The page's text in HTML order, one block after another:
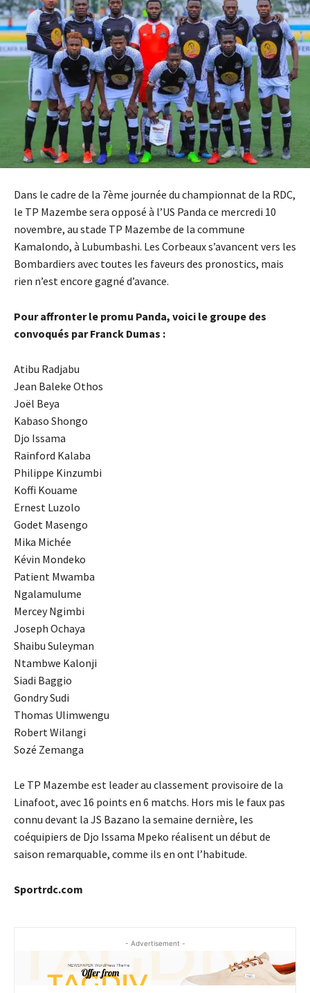
Dans le cadre de la 7ème journée du championnat de la RDC,
le TP Mazembe sera opposé à l’US Panda ce mercredi 10
novembre, au stade TP Mazembe de la commune
Kamalondo, à Lubumbashi. Les Corbeaux s’avancent vers les
Bombardiers avec toutes les faveurs des pronostics, mais
rien n’est encore gagné d’avance.
Pour affronter le promu Panda, voici le groupe des
convoqués par Franck Dumas :
Atibu Radjabu
Jean Baleke Othos
Joël Beya
Kabaso Shongo
Djo Issama
Rainford Kalaba
Philippe Kinzumbi
Koffi Kouame
Ernest Luzolo
Godet Masengo
Mika Michée
Kévin Mondeko
Patient Mwamba
Ngalamulume
Mercey Ngimbi
Joseph Ochaya
Shaibu Suleyman
Ntambwe Kalonji
Siadi Baggio
Gondry Sudi
Thomas Ulimwengu
Robert Wilangi
Sozé Zemanga
Le TP Mazembe est leader au classement provisoire de la
Linafoot, avec 16 points en 6 matchs. Hors mis le faux pas
connu devant la JS Bazano la semaine dernière, les
coéquipiers de Djo Issama Mpeko réalisent un début de
saison remarquable, comme ils en ont l’habitude.
Sportrdc.com
- Advertisement -